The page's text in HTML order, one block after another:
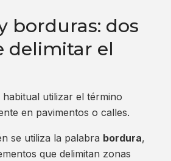
borduras: dos
delimitar el
utilizar el término
en pavimentos o calles.
se utiliza la palabra bordura,
que delimitan zonas